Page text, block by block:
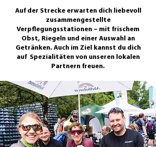
Auf der Strecke erwarten dich liebevoll
zusammengestellte
Verpflegungsstationen – mit frischem
Obst, Riegeln und einer Auswahl an
Getränken. Auch im Ziel kannst du dich
auf Spezialitäten von unseren lokalen
Partnern freuen.